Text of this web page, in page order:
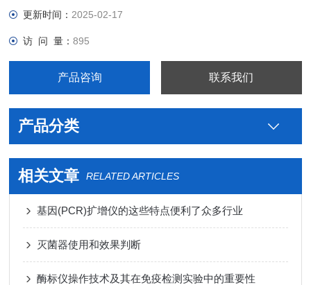
更新时间： 2025-02-17
访 问 量：895
产品咨询 联系我们
产品分类
相关文章 RELATED ARTICLES
基因(PCR)扩增仪的这些特点便利了众多行业
灭菌器使用和效果判断
酶标仪操作技术及其在免疫检测实验中的重要性